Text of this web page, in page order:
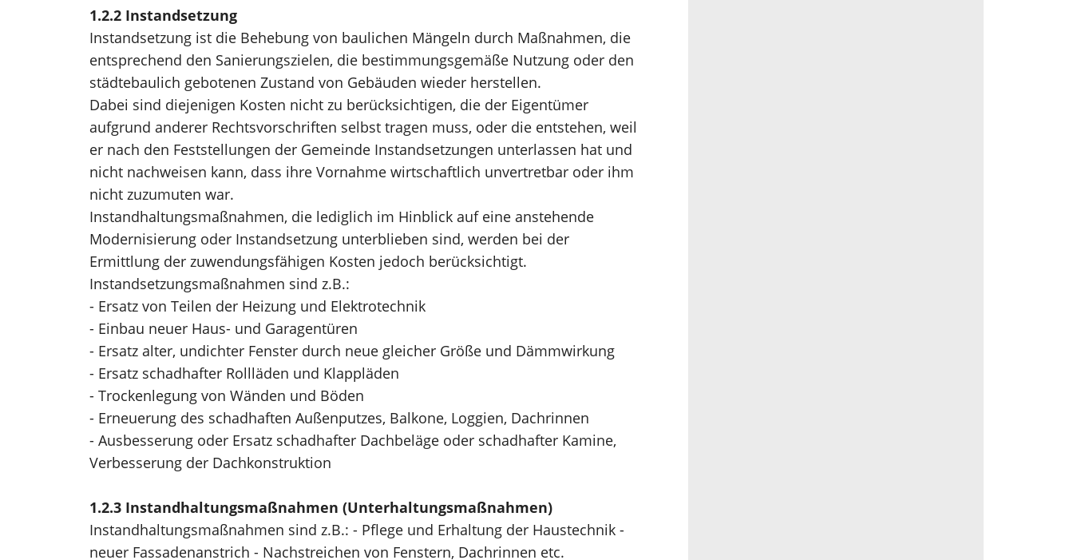
1.2.2 Instandsetzung
Instandsetzung ist die Behebung von baulichen Mängeln durch Maßnahmen, die
entsprechend den Sanierungszielen, die bestimmungsgemäße Nutzung oder den
städtebaulich gebotenen Zustand von Gebäuden wieder herstellen.
Dabei sind diejenigen Kosten nicht zu berücksichtigen, die der Eigentümer
aufgrund anderer Rechtsvorschriften selbst tragen muss, oder die entstehen, weil
er nach den Feststellungen der Gemeinde Instandsetzungen unterlassen hat und
nicht nachweisen kann, dass ihre Vornahme wirtschaftlich unvertretbar oder ihm
nicht zuzumuten war.
Instandhaltungsmaßnahmen, die lediglich im Hinblick auf eine anstehende
Modernisierung oder Instandsetzung unterblieben sind, werden bei der
Ermittlung der zuwendungsfähigen Kosten jedoch berücksichtigt.
Instandsetzungsmaßnahmen sind z.B.:
- Ersatz von Teilen der Heizung und Elektrotechnik
- Einbau neuer Haus- und Garagentüren
- Ersatz alter, undichter Fenster durch neue gleicher Größe und Dämmwirkung
- Ersatz schadhafter Rollläden und Klappläden
- Trockenlegung von Wänden und Böden
- Erneuerung des schadhaften Außenputzes, Balkone, Loggien, Dachrinnen
- Ausbesserung oder Ersatz schadhafter Dachbeläge oder schadhafter Kamine,
Verbesserung der Dachkonstruktion
1.2.3 Instandhaltungsmaßnahmen (Unterhaltungsmaßnahmen)
Instandhaltungsmaßnahmen sind z.B.: - Pflege und Erhaltung der Haustechnik -
neuer Fassadenanstrich - Nachstreichen von Fenstern, Dachrinnen etc.